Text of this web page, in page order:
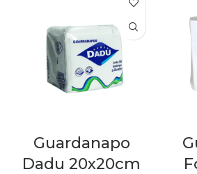
Guardanapo
Dadu 20x20cm